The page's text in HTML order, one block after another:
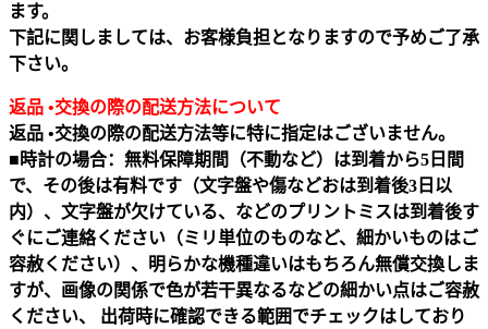
ます。
下記に関しましては、お客様負担となりますので予めご了承
下さい。
返品 •交換の際の配送方法について
返品 •交換の際の配送方法等に特に指定はございません。
■時計の場合：無料保障期間（不動など）は到着から5日間
で、その後は有料です（文字盤や傷などおは到着後3日以
内）、文字盤が欠けている、などのプリントミスは到着後す
ぐにご連絡ください（ミリ単位のものなど、細かいものはご
容赦ください）、明らかな機種違いはもちろん無償交換しま
すが、画像の関係で色が若干異なるなどの細かい点はご容赦
ください、 出荷時に確認できる範囲でチェックはしており